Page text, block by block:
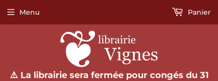
⚠️ La librairie sera fermée pour congés du 31
Menu Panier